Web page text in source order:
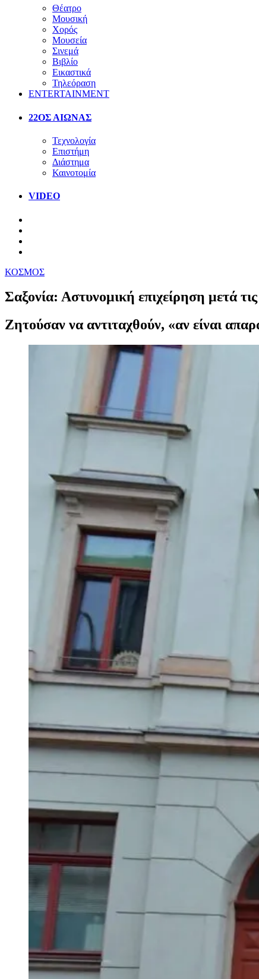
Θέατρο
Μουσική
Χορός
Μουσεία
Σινεμά
Βιβλίο
Εικαστικά
Τηλεόραση
ENTERTAINMENT
22ΟΣ ΑΙΩΝΑΣ
Τεχνολογία
Επιστήμη
Διάστημα
Καινοτομία
VIDEO
ΚΟΣΜΟΣ
Σαξονία: Αστυνομική επιχείρηση μετά
Ζητούσαν να αντιταχθούν, «αν είναι